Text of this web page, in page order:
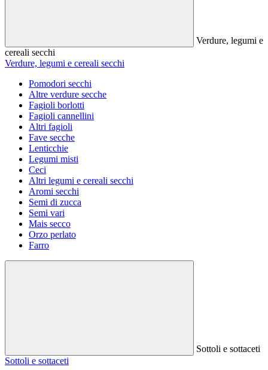
Verdure, legumi e
cereali secchi
Verdure, legumi e cereali secchi
Pomodori secchi
Altre verdure secche
Fagioli borlotti
Fagioli cannellini
Altri fagioli
Fave secche
Lenticchie
Legumi misti
Ceci
Altri legumi e cereali secchi
Aromi secchi
Semi di zucca
Semi vari
Mais secco
Orzo perlato
Farro
Sottoli e sottaceti
Sottoli e sottaceti